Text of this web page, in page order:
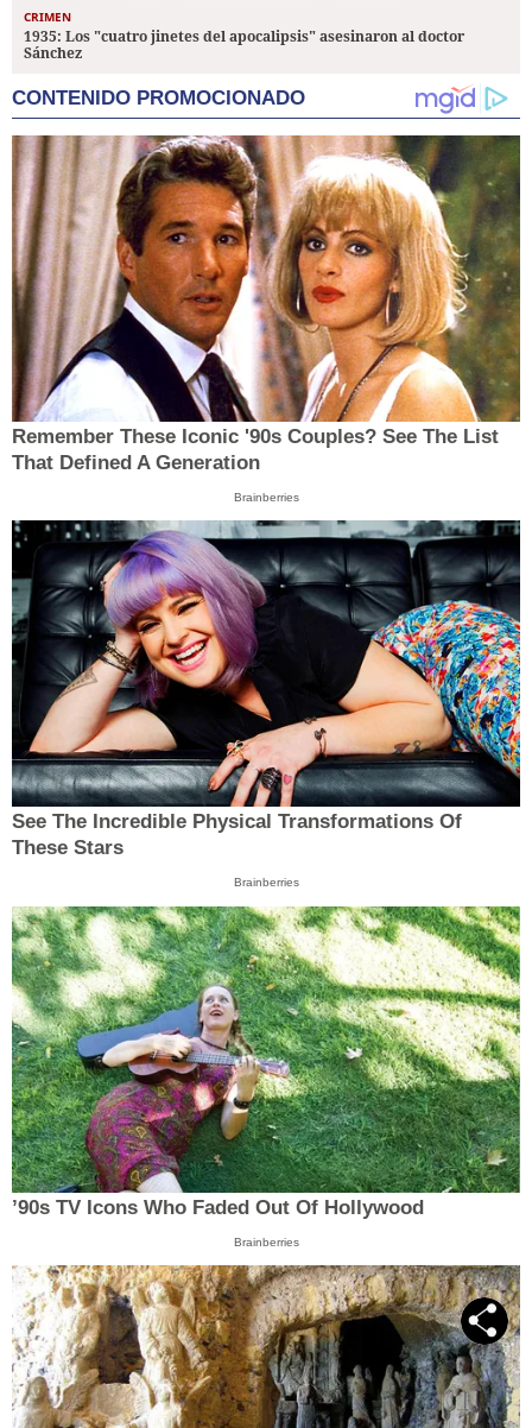
CRIMEN
1935: Los "cuatro jinetes del apocalipsis" asesinaron al doctor
Sánchez
CONTENIDO PROMOCIONADO
Remember These Iconic '90s Couples? See The List
That Defined A Generation
Brainberries
See The Incredible Physical Transformations Of
These Stars
Brainberries
’90s TV Icons Who Faded Out Of Hollywood
Brainberries